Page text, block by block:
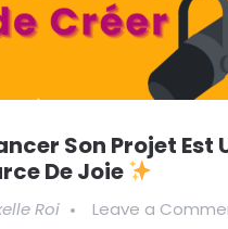
Son Projet Est
De Joie
Roi Leave a